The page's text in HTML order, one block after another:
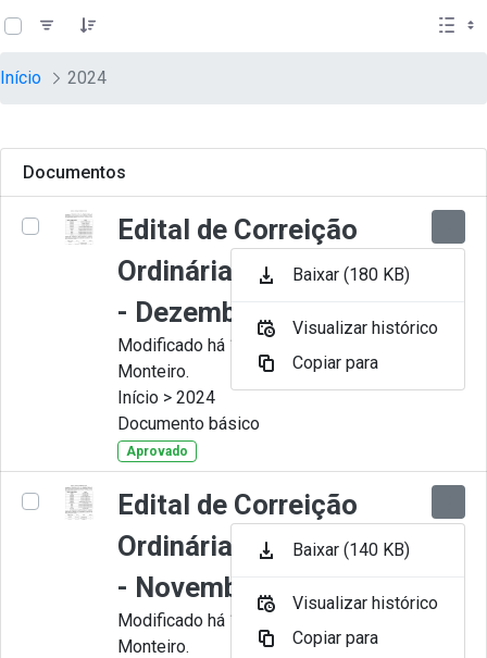
Pular para o Conteúdo principal
teste descricao
Início 2024
Documentos
Edital de Correição
Ordinária nº 012-2024
- Dezembro
Modificado há 11 Meses por Juliana
Monteiro.
Início > 2024
Documento básico
Aprovado
Edital de Correição
Ordinária nº 011-2024
- Novembro
Modificado há 11 Meses por Juliana
Monteiro.
Baixar (180 KB)
Visualizar histórico
Copiar para
Baixar (140 KB)
Visualizar histórico
Copiar para